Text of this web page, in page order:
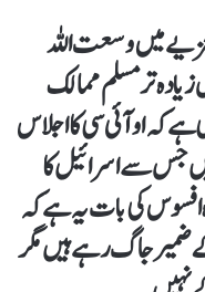
میں وسعت اللہ
تر مسلم ممالک
کہ او آئی سی کا اجلاس
جس سے اسرائیل کا
افسوس کی بات یہ ہے کہ
ضمیر جاگ رہے ہیں مگر